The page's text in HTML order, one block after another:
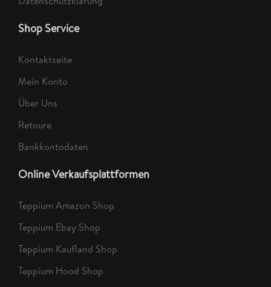
Shop Service
Kontaktseite
Mein Konto
Über Uns
Retoure
Bankkontodaten
Online Verkaufsplattformen
Teppium Amazon Shop
Teppium Ebay Shop
Teppium Kaufland Shop
Teppium Hood Shop